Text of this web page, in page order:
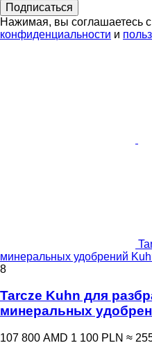
Подписаться
Нажимая, вы соглашаетесь
конфиденциальности и
минеральных удобрений
8
Tarcze Kuhn для
минеральных
107 800 AMD 1 100 PLN ≈